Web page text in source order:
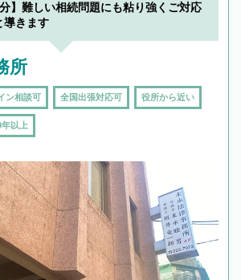
】難しい相続問題にも粘り強くご対応
導きます
所
ン相談可 全国出張対応可 役所から近い
以上